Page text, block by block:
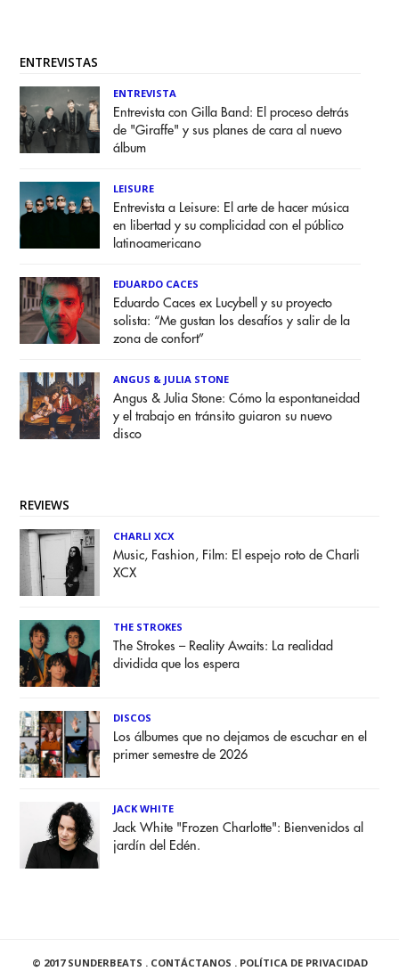
ENTREVISTAS
ENTREVISTA
Entrevista con Gilla Band: El proceso detrás
de "Giraffe" y sus planes de cara al nuevo
álbum
LEISURE
Entrevista a Leisure: El arte de hacer música
en libertad y su complicidad con el público
latinoamericano
EDUARDO CACES
Eduardo Caces ex Lucybell y su proyecto
solista: “Me gustan los desafíos y salir de la
zona de confort”
ANGUS & JULIA STONE
Angus & Julia Stone: Cómo la espontaneidad
y el trabajo en tránsito guiaron su nuevo
disco
REVIEWS
CHARLI XCX
Music, Fashion, Film: El espejo roto de Charli
XCX
THE STROKES
The Strokes – Reality Awaits: La realidad
dividida que los espera
DISCOS
Los álbumes que no dejamos de escuchar en el
primer semestre de 2026
JACK WHITE
Jack White "Frozen Charlotte": Bienvenidos al
jardín del Edén.
© 2017 SUNDERBEATS . CONTÁCTANOS . POLÍTICA DE PRIVACIDAD